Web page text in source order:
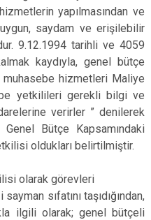
yapılmasından ve
uygun, saydam ve erişilebilir
9.12.1994 tarihli ve 4059
kaydıyla, genel bütçe
muhasebe hizmetleri Maliye
yetkilileri gerekli bilgi ve
verirler ” denilerek
Bütçe Kapsamındaki
oldukları belirtilmiştir.
olarak görevleri
sıfatını taşıdığından,
ilgili olarak; genel bütçeli